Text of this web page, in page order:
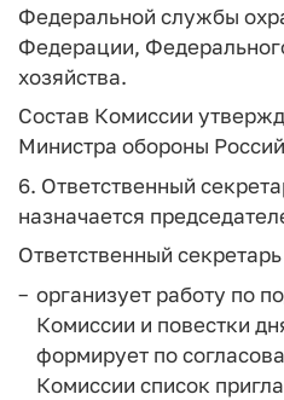
Федеральной службы
Федерации,
хозяйства.
Состав Комиссии
Министра обороны
6. Ответственный
назначается
Ответственный
организует работу по
Комиссии и повестки
формирует по
Комиссии список